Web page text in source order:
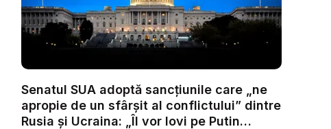
Senatul SUA adoptă sancțiunile care „ne
apropie de un sfârșit al conflictului” dintre
Rusia și Ucraina: „Îl vor lovi pe Putin